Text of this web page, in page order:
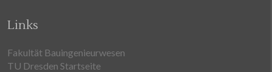
Links
Fakultät Bauingenieurwesen
TU Dresden Startseite